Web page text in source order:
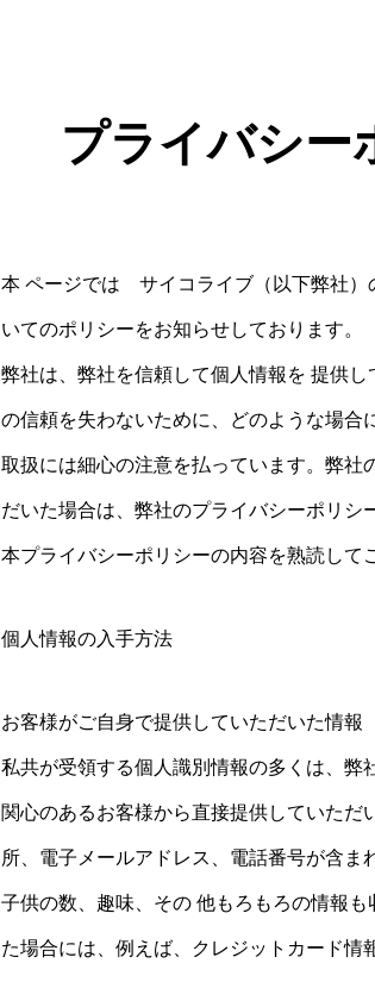
プライバシー
本 ページでは サイコライブ（以下弊社）
いてのポリシーをお知らせしております。
弊社は、弊社を信頼して個人情報を 提供
の信頼を失わないために、どのような場合
取扱には細心の注意を払っています。弊社
だいた場合は、弊社のプライバシーポリシ
本プライバシーポリシーの内容を熟読して
個人情報の入手方法
お客様がご自身で提供していただいた情報
私共が受領する個人識別情報の多くは、弊
関心のあるお客様から直接提供していた
所、電子メールアドレス、電話番号が含ま
子供の数、趣味、その 他もろもろの情報
た場合には、例えば、クレジットカード情